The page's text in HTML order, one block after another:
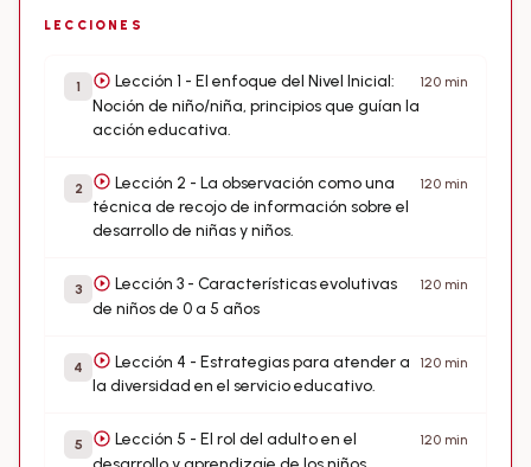
LECCIONES
1
Lección 1 - El enfoque del Nivel Inicial:
Noción de niño/niña, principios que guían la
acción educativa.
120 min
2
Lección 2 - La observación como una
técnica de recojo de información sobre el
desarrollo de niñas y niños.
120 min
3
Lección 3 - Características evolutivas
de niños de 0 a 5 años
120 min
4
Lección 4 - Estrategias para atender a
la diversidad en el servicio educativo.
120 min
5
Lección 5 - El rol del adulto en el
120 min